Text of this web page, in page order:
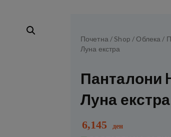
Почетна/Shop / Облека/
Луна екстра
Панталони
Луна екстра
6,145 ден